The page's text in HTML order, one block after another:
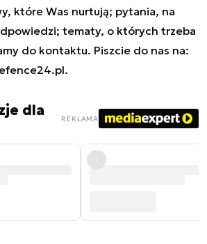
które Was nurtują; pytania, na
tematy, o których trzeba
do kontaktu. Piszcie do nas na:
.
dla
REKLAMA